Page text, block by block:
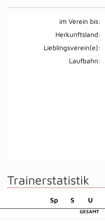
im Verein bis:
Herkunftsland:
Lieblingsverein(e):
Laufbahn:
Trainerstatistik
Sp S U
GESAMT